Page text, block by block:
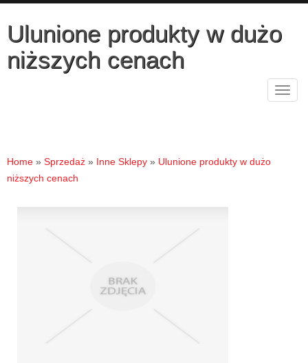
Ulunione produkty w dużo
niższych cenach
Home » Sprzedaż » Inne Sklepy » Ulunione produkty w dużo
niższych cenach